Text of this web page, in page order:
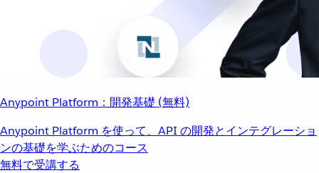
Anypoint Platform：開発基礎 (無料)
Anypoint Platform を使って、API の開発とインテグレーショ
ンの基礎を学ぶためのコース
無料で受講する